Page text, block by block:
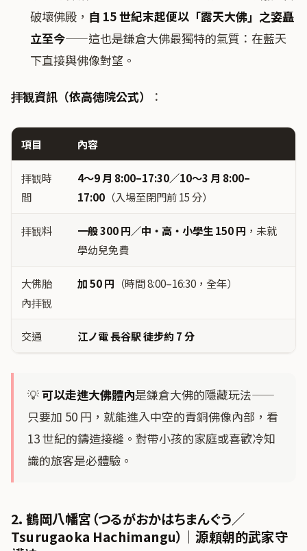
破壞佛殿， 自 15 世紀末起便以「露天大佛」之姿矗
立至今——這也是鎌倉大佛最獨特的氣質：在藍天
下直接與佛像對望。
拝観資訊（依高徳院公式） ：
項目 內容
拝観時
間
4〜9 月 8:00–17:30／10〜3 月 8:00–
17:00 （入場至閉門前 15 分）
拝観料 一般 300 円／中・高・小學生 150 円 ，未就
學幼兒免費
大佛胎
內拝観
加 50 円 （時間 8:00–16:30，全年）
交通 江ノ電 長谷駅 徒步約 7 分
💡可以走進大佛體內是鎌倉大佛的隱藏玩法——
只要加 50 円，就能進入中空的青銅佛像內部，看
13 世紀的鑄造接縫。對帶小孩的家庭或喜歡冷知
識的旅客是必體驗。
2. 鶴岡八幡宮（つるがおかはちまんぐう／
Tsurugaoka Hachimangu）｜源頼朝的武家守